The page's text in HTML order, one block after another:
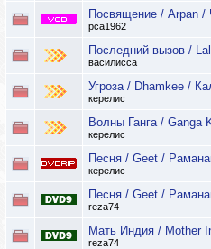
Посвящение / Arpan /
pca1962
Последний вызов /
василисса
Угроза / Dhamkee /
керелис
Волны Ганга / Ganga
керелис
Песня / Geet /
керелис
Песня / Geet /
reza74
Мать Индия / Mother
reza74